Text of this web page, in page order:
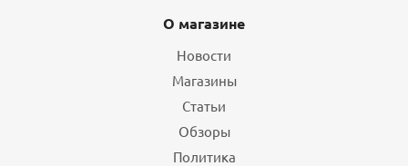
О магазине
Новости
Магазины
Статьи
Обзоры
Политика